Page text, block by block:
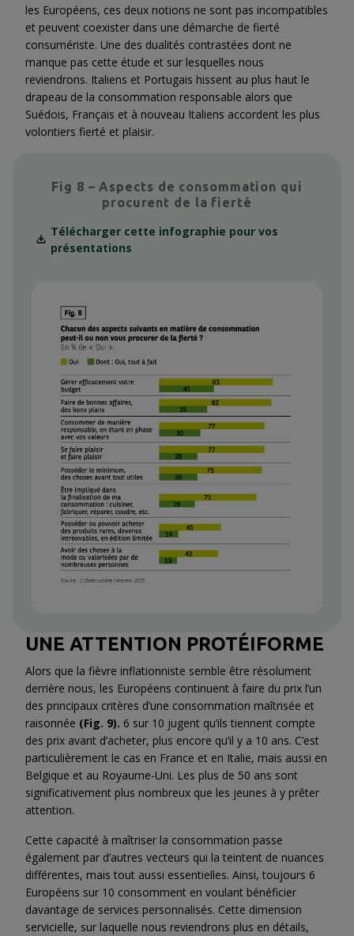
les Européens, ces deux notions ne sont pas incompatibles
et peuvent coexister dans une démarche de fierté
consumériste. Une des dualités contrastées dont ne
manque pas cette étude et sur lesquelles nous
reviendrons. Italiens et Portugais hissent au plus haut le
drapeau de la consommation responsable alors que
Suédois, Français et à nouveau Italiens accordent les plus
volontiers fierté et plaisir.
Fig 8 – Aspects de consommation qui
procurent de la fierté
Télécharger cette infographie pour vos
présentations
UNE ATTENTION PROTÉIFORME
Alors que la fièvre inflationniste semble être résolument
derrière nous, les Européens continuent à faire du prix l’un
des principaux critères d’une consommation maîtrisée et
raisonnée (Fig. 9). 6 sur 10 jugent qu’ils tiennent compte
des prix avant d’acheter, plus encore qu’il y a 10 ans. C’est
particulièrement le cas en France et en Italie, mais aussi en
Belgique et au Royaume-Uni. Les plus de 50 ans sont
significativement plus nombreux que les jeunes à y prêter
attention.
Cette capacité à maîtriser la consommation passe
également par d’autres vecteurs qui la teintent de nuances
différentes, mais tout aussi essentielles. Ainsi, toujours 6
Européens sur 10 consomment en voulant bénéficier
davantage de services personnalisés. Cette dimension
servicielle, sur laquelle nous reviendrons plus en détails,